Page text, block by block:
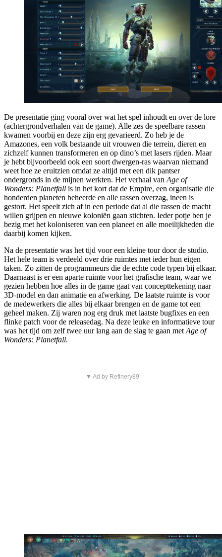
De presentatie ging vooral over wat het spel inhoudt en over de lore
(achtergrondverhalen van de game). Alle zes de speelbare rassen
kwamen voorbij en deze zijn erg gevarieerd. Zo heb je de
Amazones, een volk bestaande uit vrouwen die terrein, dieren en
zichzelf kunnen transformeren en op dino’s met lasers rijden. Maar
je hebt bijvoorbeeld ook een soort dwergen-ras waarvan niemand
weet hoe ze eruitzien omdat ze altijd met een dik pantser
ondergronds in de mijnen werkten. Het verhaal van Age of
Wonders: Planetfall is in het kort dat de Empire, een organisatie die
honderden planeten beheerde en alle rassen overzag, ineen is
gestort. Het speelt zich af in een periode dat al die rassen de macht
willen grijpen en nieuwe koloniën gaan stichten. Ieder potje ben je
bezig met het koloniseren van een planeet en alle moeilijkheden die
daarbij komen kijken.
Na de presentatie was het tijd voor een kleine tour door de studio.
Het hele team is verdeeld over drie ruimtes met ieder hun eigen
taken. Zo zitten de programmeurs die de echte code typen bij elkaar.
Daarnaast is er een aparte ruimte voor het grafische team, waar we
gezien hebben hoe alles in de game gaat van concepttekening naar
3D-model en dan animatie en afwerking. De laatste ruimte is voor
de medewerkers die alles bij elkaar brengen en de game tot een
geheel maken. Zij waren nog erg druk met laatste bugfixes en een
flinke patch voor de releasedag. Na deze leuke en informatieve tour
was het tijd om zelf twee uur lang aan de slag te gaan met Age of
Wonders: Planetfall.
▼ Ad by Refinery89